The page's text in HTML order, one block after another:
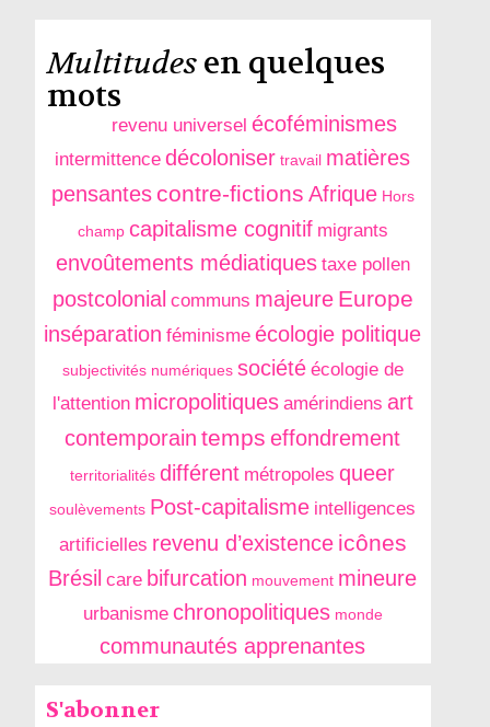
Multitudesen quelques
mots
revenu universel écoféminismes
intermittence décoloniser travail matières
pensantes contre-fictions Afrique Hors
champ capitalisme cognitif migrants
envoûtements médiatiques taxe pollen
postcolonial communs majeure Europe
inséparation féminisme écologie politique
subjectivités numériques société écologie de
l'attention micropolitiques amérindiens art
contemporain temps effondrement
territorialités différent métropoles queer
soulèvements Post-capitalisme intelligences
artificielles revenu d’existence icônes
Brésil care bifurcation mouvement mineure
urbanisme chronopolitiques monde
communautés apprenantes
S'abonner